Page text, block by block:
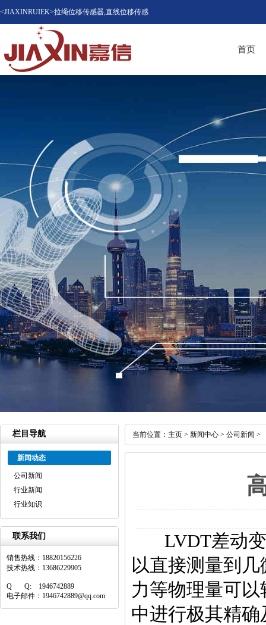
<JIAXINRUIEK>拉绳位移传感器,直线位移传感
器（位移计），磁致伸缩位移传感器，LVDT位
移传感器知名品牌供应商
首页
栏目导航
新闻动态
公司新闻
行业新闻
行业知识
联系我们
销售热线：18820156226
技术热线：13686229905
Q Q: 1946742889
电子邮件：1946742889@qq.com
当前位置： 主页 > 新闻中心 > 公司新闻 >
LVDT差动变
以直接测量到
力等物理量可
中进行极其精